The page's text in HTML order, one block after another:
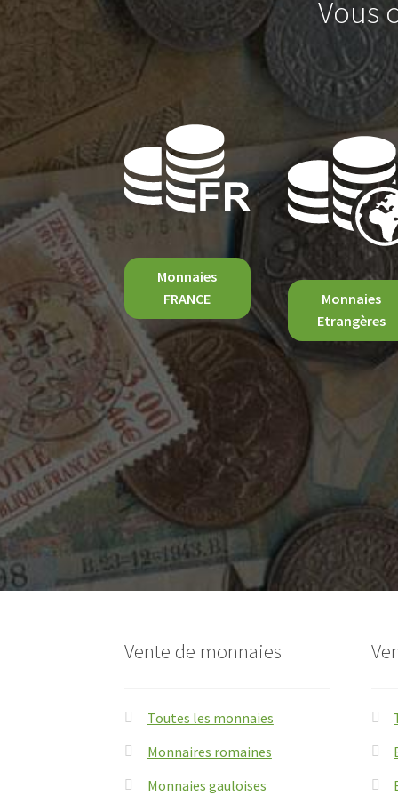
Vous
Monnaies
FRANCE
Monnaies
Etrangères
Vente de monnaies
Toutes les monnaies
Monnaires romaines
Monnaies gauloises